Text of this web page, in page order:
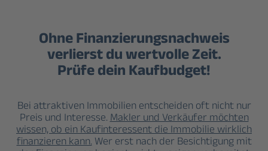
Ohne Finanzierungsnachweis
verlierst du wertvolle Zeit.
Prüfe dein Kaufbudget!
Bei attraktiven Immobilien entscheiden oft nicht nur
Preis und Interesse. Makler und Verkäufer möchten
wissen, ob ein Kaufinteressent die Immobilie wirklich
finanzieren kann. Wer erst nach der Besichtigung mit